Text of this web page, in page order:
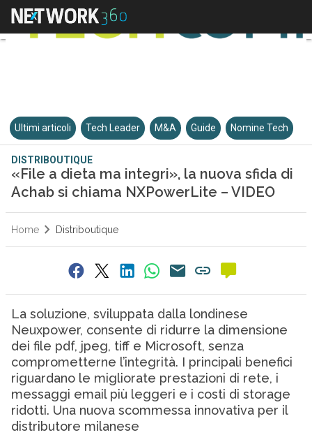
Ultimi articoli Tech Leader M&A Guide Nomine Tech
DISTRIBOUTIQUE
«File a dieta ma integri», la nuova sfida di
Achab si chiama NXPowerLite – VIDEO
Home Distriboutique
La soluzione, sviluppata dalla londinese
Neuxpower, consente di ridurre la dimensione
dei file pdf, jpeg, tiff e Microsoft, senza
comprometterne l’integrità. I principali benefici
riguardano le migliorate prestazioni di rete, i
messaggi email più leggeri e i costi di storage
ridotti. Una nuova scommessa innovativa per il
distributore milanese